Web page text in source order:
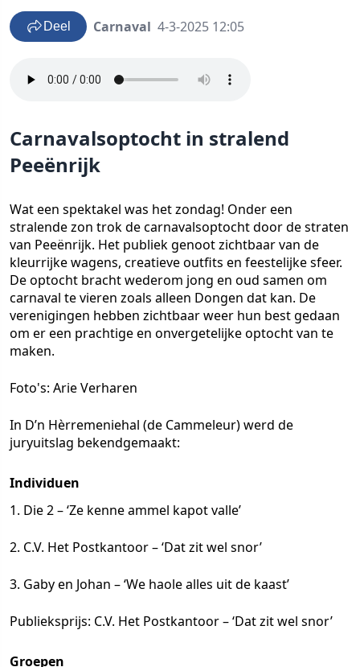
Deel Carnaval 4-3-2025 12:05
Carnavalsoptocht in stralend
Peeënrijk
Wat een spektakel was het zondag! Onder een
stralende zon trok de carnavalsoptocht door de straten
van Peeënrijk. Het publiek genoot zichtbaar van de
kleurrijke wagens, creatieve outfits en feestelijke sfeer.
De optocht bracht wederom jong en oud samen om
carnaval te vieren zoals alleen Dongen dat kan. De
verenigingen hebben zichtbaar weer hun best gedaan
om er een prachtige en onvergetelijke optocht van te
maken.
Foto's: Arie Verharen
In D’n Hèrremeniehal (de Cammeleur) werd de
juryuitslag bekendgemaakt:
Individuen
1. Die 2 – ‘Ze kenne ammel kapot valle’
2. C.V. Het Postkantoor – ‘Dat zit wel snor’
3. Gaby en Johan – ‘We haole alles uit de kaast’
Publieksprijs: C.V. Het Postkantoor – ‘Dat zit wel snor’
Groepen